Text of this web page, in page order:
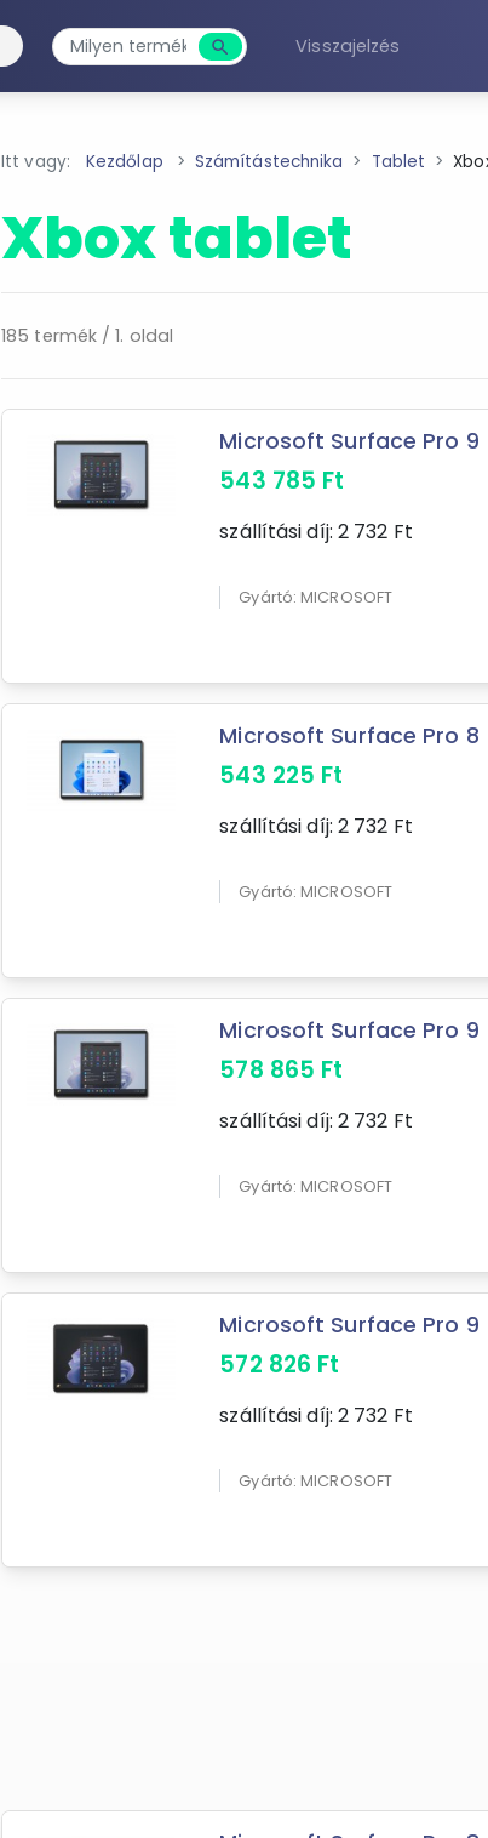
search
Keresés
Visszajelzés
Itt vagy: Kezdőlap Számítástechnika Tablet
Xbox tablet
185 termék / 1. oldal
Microsoft Surface Pro 9
543 785 Ft
szállítási díj: 2 732 Ft
Gyártó: MICROSOFT
Microsoft Surface Pro 8
543 225 Ft
szállítási díj: 2 732 Ft
Gyártó: MICROSOFT
Microsoft Surface Pro 9
578 865 Ft
szállítási díj: 2 732 Ft
Gyártó: MICROSOFT
Microsoft Surface Pro 9
572 826 Ft
szállítási díj: 2 732 Ft
Gyártó: MICROSOFT